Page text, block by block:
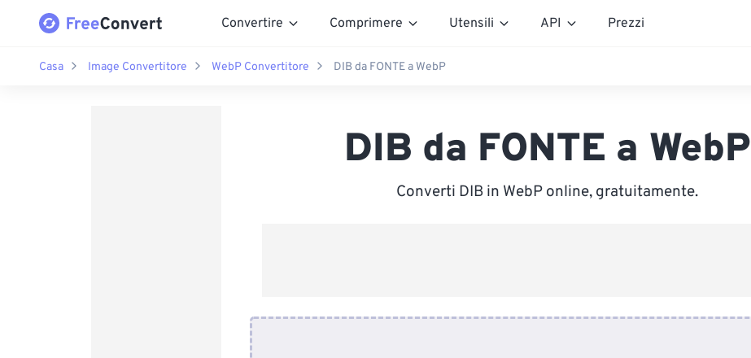
Convertire Comprimere Utensili API Prezzi
Casa Image Convertitore WebP Convertitore DIB da FONTE a WebP
DIB da FONTE a WebP
Converti DIB in WebP online, gratuitamente.